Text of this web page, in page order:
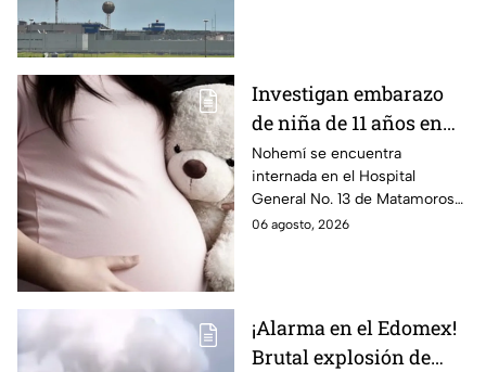
Investigan embarazo
de niña de 11 años en
Matamoros,
Tamaulipas; ¿qué pasó
con Nohemí?
Nohemí se encuentra
internada en el Hospital
General No. 13 de Matamoros
tras complicaciones por un
06 agosto, 2026
¡Alarma en el Edomex!
Brutal explosión de